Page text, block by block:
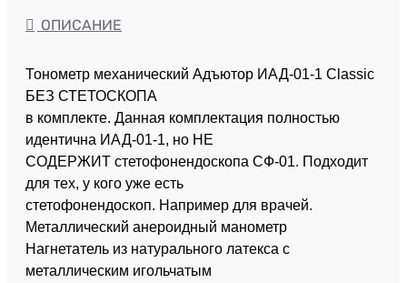
ОПИСАНИЕ
Тонометр механический Адъютор ИАД-01-1 Classic
БЕЗ СТЕТОСКОПА
в комплекте. Данная комплектация полностью
идентична ИАД-01-1, но НЕ
СОДЕРЖИТ стетофонендоскопа СФ-01. Подходит
для тех, у кого уже есть
стетофонендоскоп. Например для врачей.
Металлический анероидный манометр
Нагнетатель из натурального латекса с
металлическим игольчатым